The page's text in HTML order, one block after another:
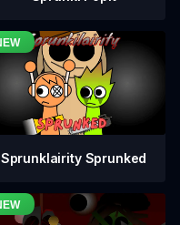
Sprunklairity Sprunked